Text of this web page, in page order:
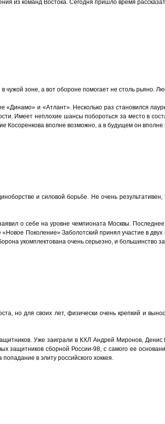
из команд Востока. Сегодня пришло время
зоне, а вот обороне помогает не столь рьяно.
«Динамо» и «Атлант». Несколько раз становился
Имеет неплохие шансы побороться за место в
Косоренкова вполне возможно, а в будущем он
и силовой борьбе. Не очень
о себе на уровне чемпионата Москвы.
Поколение» Заболотский принял участие в
укомплектована очень серьезно, и
но для своих лет, физически очень крепкий и
Уже заиграли в КХЛ Андрей Миронов,
защитников сборной России-98, с самого ее
в элиту российского хоккея.